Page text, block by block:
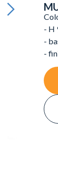
- H
-
-